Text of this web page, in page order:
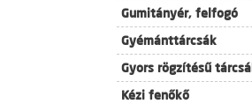
Gumitányér, felfogó
Gyémánttárcsák
Gyors rögzítésű
Kézi fenőkő